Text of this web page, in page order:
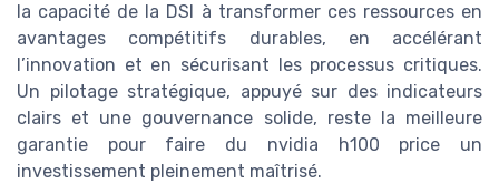
la capacité de la DSI à transformer ces ressources en
avantages compétitifs durables, en accélérant
l’innovation et en sécurisant les processus critiques.
Un pilotage stratégique, appuyé sur des indicateurs
clairs et une gouvernance solide, reste la meilleure
garantie pour faire du nvidia h100 price un
investissement pleinement maîtrisé.